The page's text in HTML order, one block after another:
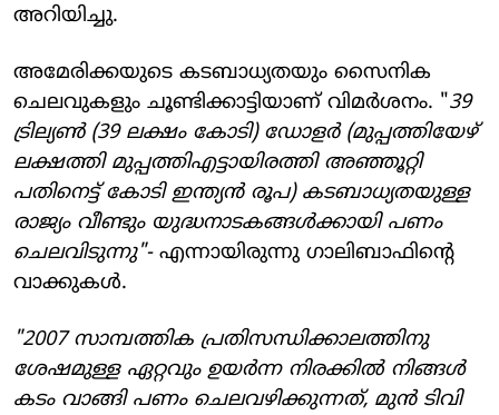
അറിയിച്ചു.
അമേരിക്കയുടെ കടബാധ്യതയും സൈനിക
ചെലവുകളും ചൂണ്ടിക്കാട്ടിയാണ് വിമര്‍ശനം. "39
ട്രില്യണ്‍ (39 ലക്ഷം കോടി) ഡോളര്‍ (മുപ്പത്തിയേഴ്
ലക്ഷത്തി മുപ്പത്തിഎട്ടായിരത്തി അഞ്ഞൂറ്റി
പതിനെട്ട് കോടി ഇന്ത്യന്‍ രൂപ) കടബാധ്യതയുള്ള
രാജ്യം വീണ്ടും യുദ്ധനാടകങ്ങള്‍ക്കായി പണം
ചെലവിടുന്നു"-എന്നായിരുന്നു ഗാലിബാഫിന്റെ
വാക്കുകള്‍.
"2007 സാമ്പത്തിക പ്രതിസന്ധിക്കാലത്തിനു
ശേഷമുള്ള ഏറ്റവും ഉയര്‍ന്ന നിരക്കില്‍ നിങ്ങള്‍
കടം വാങ്ങി പണം ചെലവഴിക്കുന്നത്, മുന്‍ ടിവി